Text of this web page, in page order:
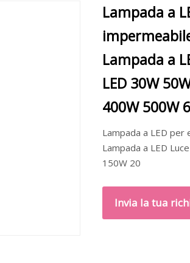
Lampada a
Lampada a
LED 30W
400W 500W
Lampada a LED
Lampada a LED
150W 20
Invia la tua